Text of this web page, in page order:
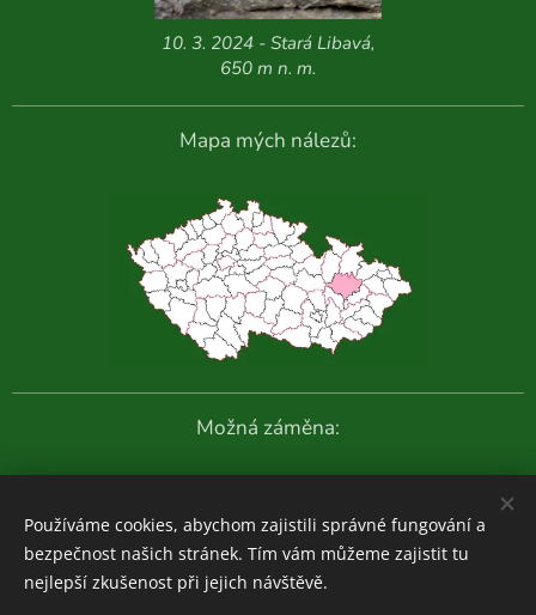
10. 3. 2024 - Stará Libavá,
650 m n. m.
Mapa mých nálezů:
Možná záměna:
Další fotografie:
Používáme cookies, abychom zajistili správné fungování a
bezpečnost našich stránek. Tím vám můžeme zajistit tu
nejlepší zkušenost při jejich návštěvě.